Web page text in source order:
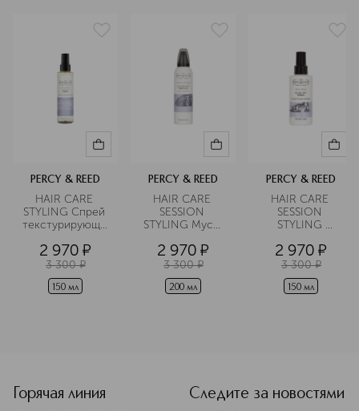
PERCY & REED
HAIR CARE
STYLING Спрей
текстурирующий
2 970 ¤
3 300 ¤
150 мл
PERCY & REED
HAIR CARE
SESSION
STYLING Мусс
волос
2 970 ¤
3 300 ¤
200 мл
PERCY & REED
HAIR CARE
SESSION
STYLING
термозащита
для волос
2 970 ¤
3 300 ¤
150 мл
Горячая линия
Следите за новостями